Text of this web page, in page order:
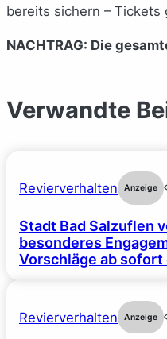
bereits sichern – Tickets
NACHTRAG: Die
Verwandte
Revierverhalten Anzeige
Stadt Bad Salzuflen
besonderes
Vorschläge ab sofort
Revierverhalten Anzeige